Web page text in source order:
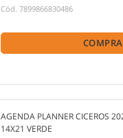
Cód. 7899866830486
AGENDA PLANNER CICEROS
14X21 VERDE